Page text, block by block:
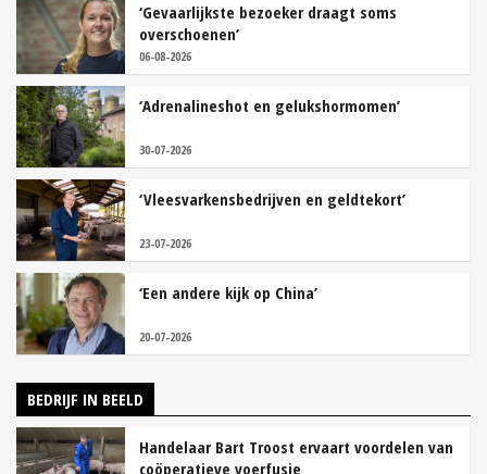
‘Gevaarlijkste bezoeker draagt soms
overschoenen’
06-08-2026
‘Adrenalineshot en gelukshormomen’
30-07-2026
‘Vleesvarkensbedrijven en geldtekort’
23-07-2026
‘Een andere kijk op China’
20-07-2026
BEDRIJF IN BEELD
Handelaar Bart Troost ervaart voordelen van
coöperatieve voerfusie